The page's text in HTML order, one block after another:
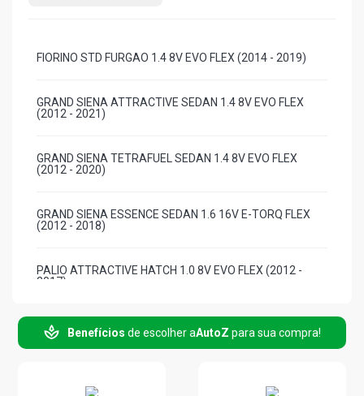
FIORINO STD FURGAO 1.4 8V EVO FLEX (2014 - 2019)
GRAND SIENA ATTRACTIVE SEDAN 1.4 8V EVO FLEX
(2012 - 2021)
GRAND SIENA TETRAFUEL SEDAN 1.4 8V EVO FLEX
(2012 - 2020)
GRAND SIENA ESSENCE SEDAN 1.6 16V E-TORQ FLEX
(2012 - 2018)
PALIO ATTRACTIVE HATCH 1.0 8V EVO FLEX (2012 -
2017)
PALIO ATTRACTIVE HATCH 1.4 8V EVO FLEX (2011 -
2020)
Benefícios de escolher aAutoZ para sua compra!